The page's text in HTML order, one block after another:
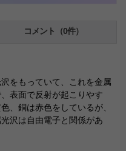
コメント（0件）
をもっていて、これを金属
表面で反射が起こりやす
、銅は赤色をしているが、
沢は自由電子と関係があ